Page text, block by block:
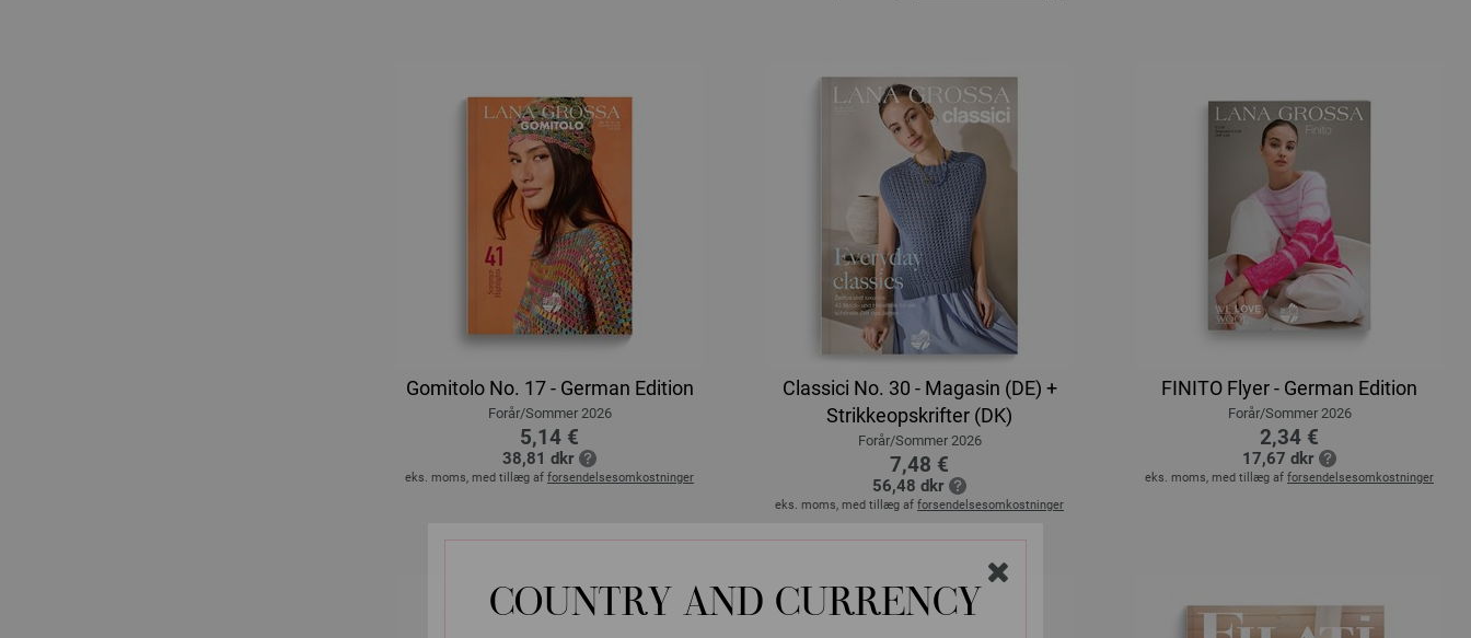
COUNTRY AND CURRENCY
Gomitolo No. 17 - German Edition
Forår/Sommer 2026
5,14 €
38,81 dkr
eks. moms, med tillæg af forsendelsesomkostninger
Classici No. 30 - Magasin (DE) +
Strikkeopskrifter (DK)
Forår/Sommer 2026
7,48 €
56,48 dkr
eks. moms, med tillæg af forsendelsesomkostninger
FINITO Flyer - German Edition
Forår/Sommer 2026
2,34 €
17,67 dkr
eks. moms, med tillæg af forsendelsesomkostninger